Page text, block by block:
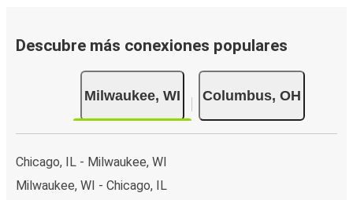
diferentes formas de pago en línea seguras, como tarjeta
Descubre más conexiones populares
Milwaukee, WI Columbus, OH
Chicago, IL - Milwaukee, WI
Milwaukee, WI - Chicago, IL